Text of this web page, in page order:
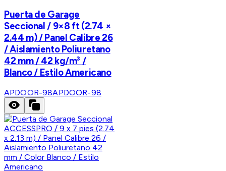
Puerta de Garage
Seccional / 9×8 ft (2.74 ×
2.44 m) / Panel Calibre 26
/ Aislamiento Poliuretano
42 mm / 42 kg/m³ /
Blanco / Estilo Americano
APDOOR-98APDOOR-98